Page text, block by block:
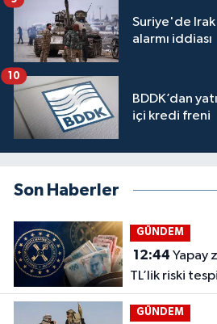
Suriye'de Irak
alarmı iddiası
BDDK’dan
içi kredi freni
10
Son Haberler
GÜNDEM
12:44
TL’lik riski
GÜNDEM